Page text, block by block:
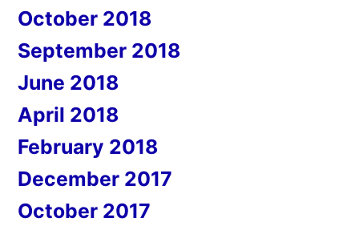
October 2018
September 2018
June 2018
April 2018
February 2018
December 2017
October 2017